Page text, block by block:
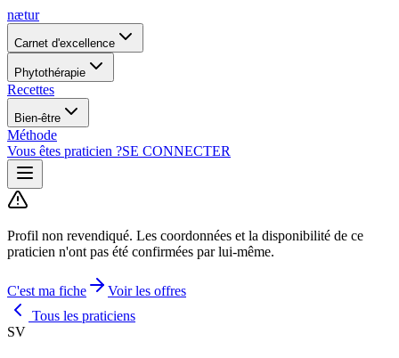
nætur
Carnet d'excellence
Phytothérapie
Recettes
Bien-être
Méthode
Vous êtes praticien ?SE CONNECTER
Profil non revendiqué. Les coordonnées et la disponibilité de ce
praticien n'ont pas été confirmées par lui-même.
C'est ma fiche
Voir les offres
Tous les praticiens
SV